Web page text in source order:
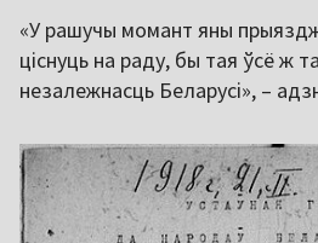
«У рашучы момант яны
ціснуць на раду, бы тая ўсё ж
незалежнасць Беларусі», –